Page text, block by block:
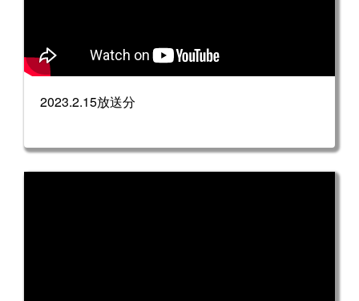
2023.2.15放送分